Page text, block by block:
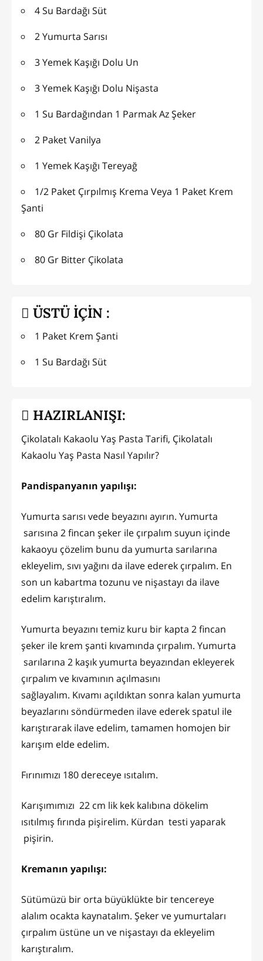
4 Su Bardağı Süt
2 Yumurta Sarısı
3 Yemek Kaşığı Dolu Un
3 Yemek Kaşığı Dolu Nişasta
1 Su Bardağından 1 Parmak Az Şeker
2 Paket Vanilya
1 Yemek Kaşığı Tereyağ
1/2 Paket Çırpılmış Krema Veya 1 Paket Krem
Şanti
80 Gr Fildişi Çikolata
80 Gr Bitter Çikolata
ÜSTÜ İÇİN :
1 Paket Krem Şanti
1 Su Bardağı Süt
HAZIRLANIŞI:
Çikolatalı Kakaolu Yaş Pasta Tarifi, Çikolatalı
Kakaolu Yaş Pasta Nasıl Yapılır?
Pandispanyanın yapılışı:
Yumurta sarısı vede beyazını ayırın. Yumurta
sarısına 2 fincan şeker ile çırpalım suyun içinde
kakaoyu çözelim bunu da yumurta sarılarına
ekleyelim, sıvı yağını da ilave ederek çırpalım. En
son un kabartma tozunu ve nişastayı da ilave
edelim karıştıralım.
Yumurta beyazını temiz kuru bir kapta 2 fincan
şeker ile krem şanti kıvamında çırpalım. Yumurta
sarılarına 2 kaşık yumurta beyazından ekleyerek
çırpalım ve kıvamının açılmasını
sağlayalım. Kıvamı açıldıktan sonra kalan yumurta
beyazlarını söndürmeden ilave ederek spatul ile
karıştırarak ilave edelim, tamamen homojen bir
karışım elde edelim.
Fırınımızı 180 dereceye ısıtalım.
Karışımımızı 22 cm lik kek kalıbına dökelim
ısıtılmış fırında pişirelim. Kürdan testi yaparak
pişirin.
Kremanın yapılışı:
Sütümüzü bir orta büyüklükte bir tencereye
alalım ocakta kaynatalım. Şeker ve yumurtaları
çırpalım üstüne un ve nişastayı da ekleyelim
karıştıralım.